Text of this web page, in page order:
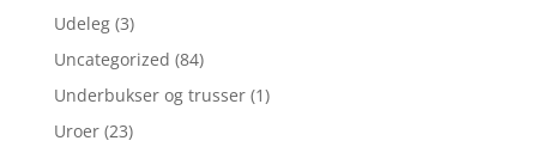
Udeleg (3)
Uncategorized (84)
Underbukser og trusser (1)
Uroer (23)